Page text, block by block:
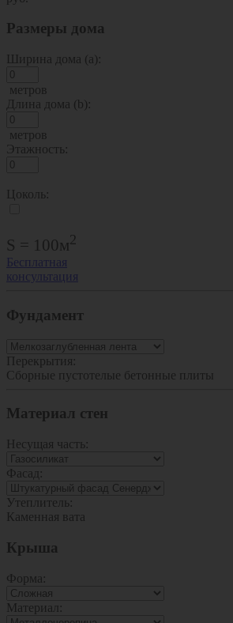
Размеры дома
Ширина дома (a):
метров
Длина дома (b):
метров
Этажность:
Цоколь:
S = 100м2
Бесплатная
консультация
Фундамент
Перекрытия:
Сборные пустотелые бетонные плиты
Материал стен
Несущая часть:
Фасад:
Утеплитель:
Каменная вата
Крыша
Форма:
Материал: